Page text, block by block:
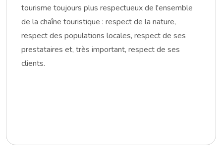
tourisme toujours plus respectueux de l'ensemble
de la chaîne touristique : respect de la nature,
respect des populations locales, respect de ses
prestataires et, très important, respect de ses
clients.